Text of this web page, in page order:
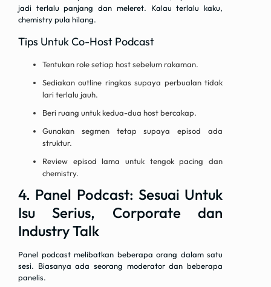
jadi terlalu panjang dan meleret. Kalau terlalu kaku,
chemistry pula hilang.
Tips Untuk Co-Host Podcast
Tentukan role setiap host sebelum rakaman.
Sediakan outline ringkas supaya perbualan tidak
lari terlalu jauh.
Beri ruang untuk kedua-dua host bercakap.
Gunakan segmen tetap supaya episod ada
struktur.
Review episod lama untuk tengok pacing dan
chemistry.
4. Panel Podcast: Sesuai Untuk
Isu Serius, Corporate dan
Industry Talk
Panel podcast melibatkan beberapa orang dalam satu
sesi. Biasanya ada seorang moderator dan beberapa
panelis.